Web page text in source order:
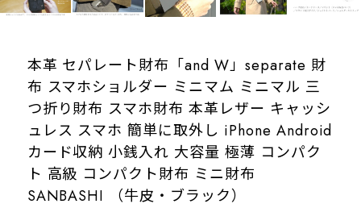
本革 セパレート財布「and W」separate 財
布 スマホショルダー ミニマム ミニマル 三
つ折り財布 スマホ財布 本革レザー キャッシ
ュレス スマホ 簡単に取外し iPhone Android
カード収納 小銭入れ 大容量 極薄 コンパク
ト 高級 コンパクト財布 ミニ財布
SANBASHI （牛皮・ブラック）